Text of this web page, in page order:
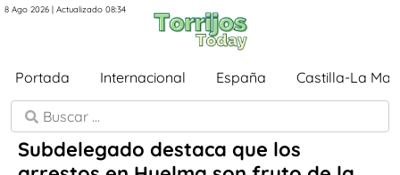
8 Ago 2026 | Actualizado 08:34
Portada Internacional España Castilla-La
Subdelegado destaca que los